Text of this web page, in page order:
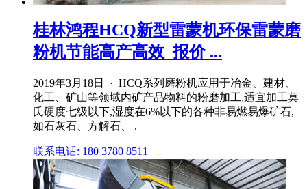
桂林鸿程HCQ新型雷蒙机环保雷蒙磨
粉机节能高产高效_报价 ...
2019年3月18日 · HCQ系列磨粉机应用于冶金、建材、
化工、矿山等领域内矿产品物料的粉磨加工,适宜加工莫
氏硬度七级以下,湿度在6%以下的各种非易燃易爆矿石,
如石灰石、方解石、 .
联系电话: 180 3780 8511